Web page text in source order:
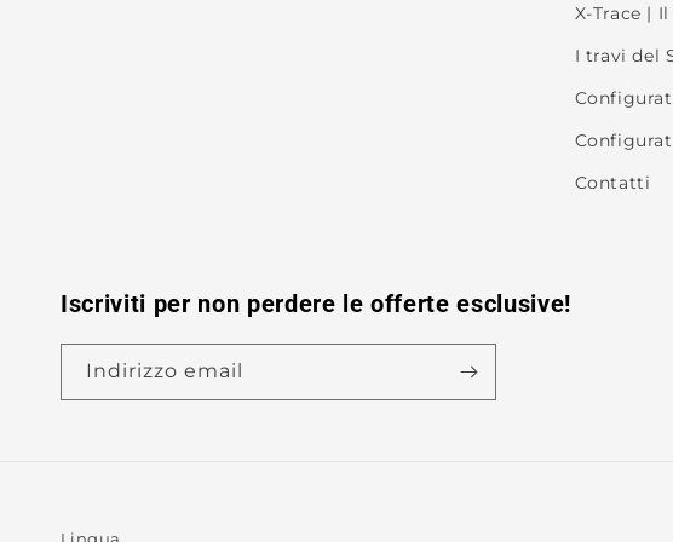
X-Trace |
I travi del
Contatti
Iscriviti per non perdere le offerte esclusive!
Indirizzo email